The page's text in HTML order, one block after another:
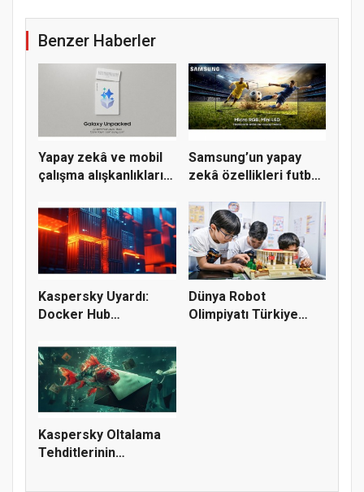
Benzer Haberler
Yapay zekâ ve mobil
çalışma alışkanlıkları
Samsung’un yapay
zekâ özellikleri futbol
Kaspersky Uyardı:
Docker Hub
Dünya Robot
Olimpiyatı Türkiye
Kaspersky Oltalama
Tehditlerinin